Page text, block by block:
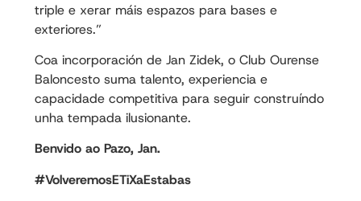
triple e xerar máis espazos para bases e
exteriores.”
Coa incorporación de Jan Zidek, o Club Ourense
Baloncesto suma talento, experiencia e
capacidade competitiva para seguir construíndo
unha tempada ilusionante.
Benvido ao Pazo, Jan.
#VolveremosETiXaEstabas